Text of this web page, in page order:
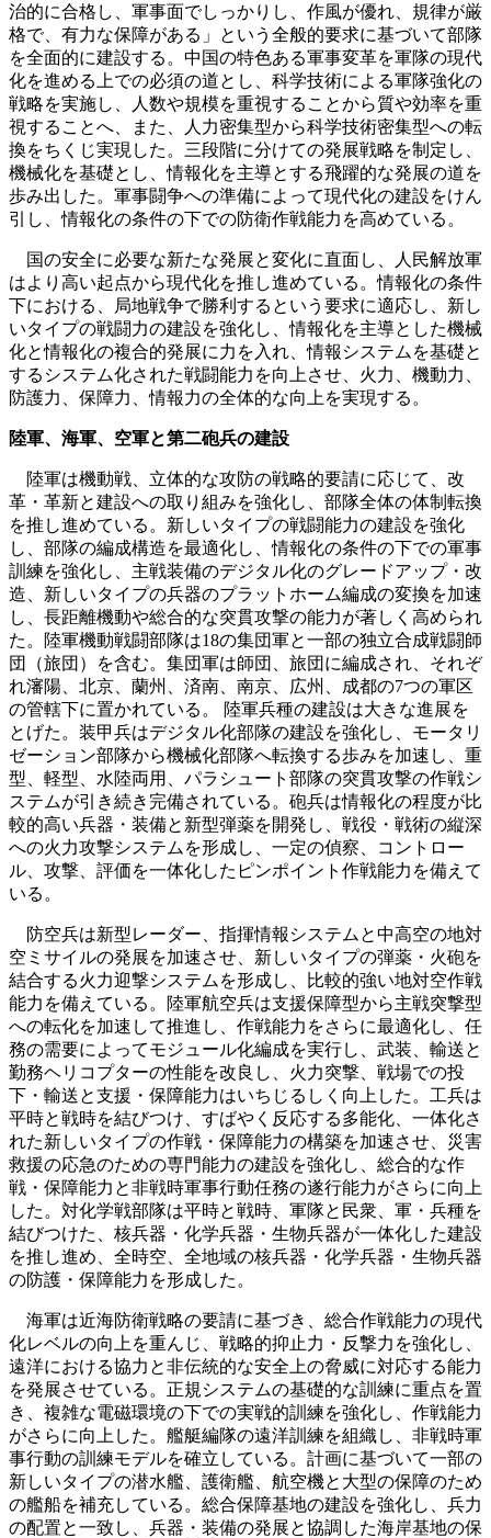
治的に合格し、軍事面でしっかりし、作風が優れ、規律が厳
格で、有力な保障がある」という全般的要求に基づいて部隊
を全面的に建設する。中国の特色ある軍事変革を軍隊の現代
化を進める上での必須の道とし、科学技術による軍隊強化の
戦略を実施し、人数や規模を重視することから質や効率を重
視することへ、また、人力密集型から科学技術密集型への転
換をちくじ実現した。三段階に分けての発展戦略を制定し、
機械化を基礎とし、情報化を主導とする飛躍的な発展の道を
歩み出した。軍事闘争への準備によって現代化の建設をけん
引し、情報化の条件の下での防衛作戦能力を高めている。
国の安全に必要な新たな発展と変化に直面し、人民解放軍
はより高い起点から現代化を推し進めている。情報化の条件
下における、局地戦争で勝利するという要求に適応し、新し
いタイプの戦闘力の建設を強化し、情報化を主導とした機械
化と情報化の複合的発展に力を入れ、情報システムを基礎と
するシステム化された戦闘能力を向上させ、火力、機動力、
防護力、保障力、情報力の全体的な向上を実現する。
陸軍、海軍、空軍と第二砲兵の建設
陸軍は機動戦、立体的な攻防の戦略的要請に応じて、改
革・革新と建設への取り組みを強化し、部隊全体の体制転換
を推し進めている。新しいタイプの戦闘能力の建設を強化
し、部隊の編成構造を最適化し、情報化の条件の下での軍事
訓練を強化し、主戦装備のデジタル化のグレードアップ・改
造、新しいタイプの兵器のプラットホーム編成の変換を加速
し、長距離機動や総合的な突貫攻撃の能力が著しく高められ
た。陸軍機動戦闘部隊は18の集団軍と一部の独立合成戦闘師
団（旅団）を含む。集団軍は師団、旅団に編成され、それぞ
れ瀋陽、北京、蘭州、済南、南京、広州、成都の7つの軍区
の管轄下に置かれている。 陸軍兵種の建設は大きな進展を
とげた。装甲兵はデジタル化部隊の建設を強化し、モータリ
ゼーション部隊から機械化部隊へ転換する歩みを加速し、重
型、軽型、水陸両用、パラシュート部隊の突貫攻撃の作戦シ
ステムが引き続き完備されている。砲兵は情報化の程度が比
較的高い兵器・装備と新型弾薬を開発し、戦役・戦術の縦深
への火力攻撃システムを形成し、一定の偵察、コントロー
ル、攻撃、評価を一体化したピンポイント作戦能力を備えて
いる。
防空兵は新型レーダー、指揮情報システムと中高空の地対
空ミサイルの発展を加速させ、新しいタイプの弾薬・火砲を
結合する火力迎撃システムを形成し、比較的強い地対空作戦
能力を備えている。陸軍航空兵は支援保障型から主戦突撃型
への転化を加速して推進し、作戦能力をさらに最適化し、任
務の需要によってモジュール化編成を実行し、武装、輸送と
勤務ヘリコプターの性能を改良し、火力突撃、戦場での投
下・輸送と支援・保障能力はいちじるしく向上した。工兵は
平時と戦時を結びつけ、すばやく反応する多能化、一体化さ
れた新しいタイプの作戦・保障能力の構築を加速させ、災害
救援の応急のための専門能力の建設を強化し、総合的な作
戦・保障能力と非戦時軍事行動任務の遂行能力がさらに向上
した。対化学戦部隊は平時と戦時、軍隊と民衆、軍・兵種を
結びつけた、核兵器・化学兵器・生物兵器が一体化した建設
を推し進め、全時空、全地域の核兵器・化学兵器・生物兵器
の防護・保障能力を形成した。
海軍は近海防衛戦略の要請に基づき、総合作戦能力の現代
化レベルの向上を重んじ、戦略的抑止力・反撃力を強化し、
遠洋における協力と非伝統的な安全上の脅威に対応する能力
を発展させている。正規システムの基礎的な訓練に重点を置
き、複雑な電磁環境の下での実戦的訓練を強化し、作戦能力
がさらに向上した。艦艇編隊の遠洋訓練を組織し、非戦時軍
事行動の訓練モデルを確立している。計画に基づいて一部の
新しいタイプの潜水艦、護衛艦、航空機と大型の保障のため
の艦船を補充している。総合保障基地の建設を強化し、兵力
の配置と一致し、兵器・装備の発展と協調した海岸基地の保